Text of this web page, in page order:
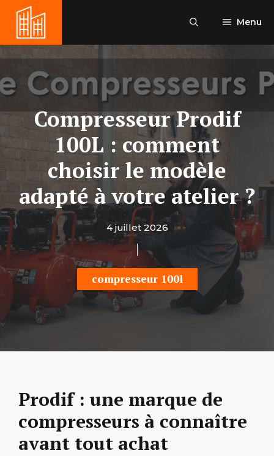
contenu
Menu
Compresseur Prodif
100L : comment
choisir le modèle
adapté à votre atelier ?
4 juillet 2026
compresseur 100l
Prodif : une marque de
compresseurs à connaître
avant tout achat